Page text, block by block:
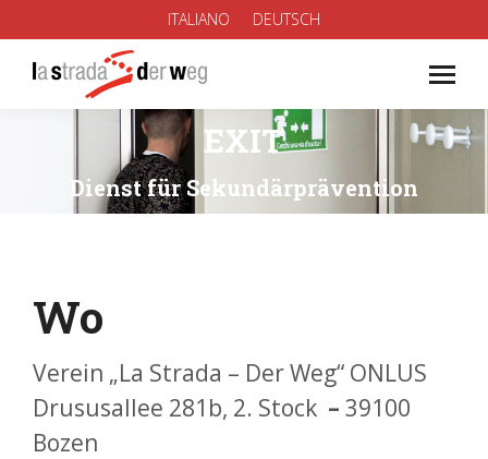
ITALIANO DEUTSCH
EXIT
Dienst für Sekundärprävention
Sie befinden sich hier:
Wo
Verein „La Strada – Der Weg“ ONLUS
Drususallee 281b, 2. Stock – 39100
Bozen